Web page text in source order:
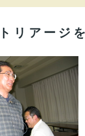
アージを